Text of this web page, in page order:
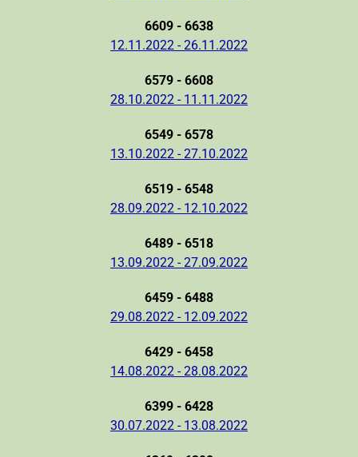
6609 - 6638
12.11.2022 - 26.11.2022
6579 - 6608
28.10.2022 - 11.11.2022
6549 - 6578
13.10.2022 - 27.10.2022
6519 - 6548
28.09.2022 - 12.10.2022
6489 - 6518
13.09.2022 - 27.09.2022
6459 - 6488
29.08.2022 - 12.09.2022
6429 - 6458
14.08.2022 - 28.08.2022
6399 - 6428
30.07.2022 - 13.08.2022